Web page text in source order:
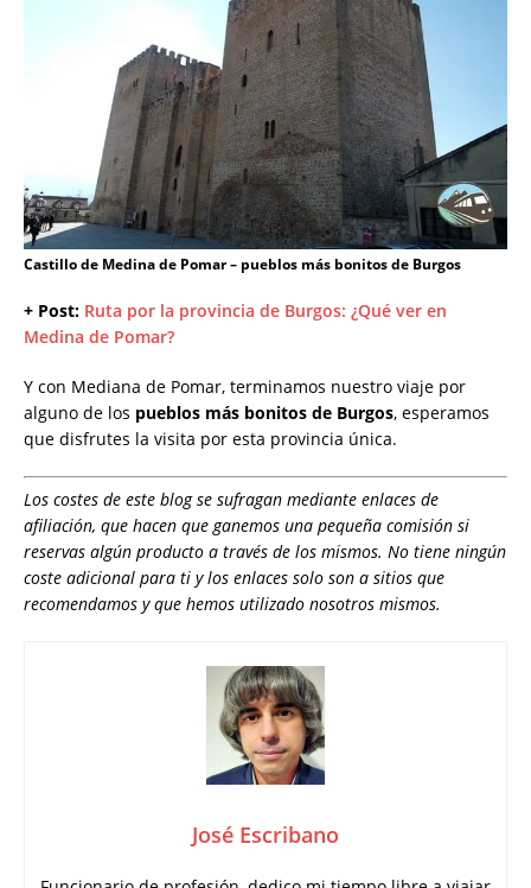
Castillo de Medina de Pomar – pueblos más bonitos de Burgos
+ Post: Ruta por la provincia de Burgos: ¿Qué ver en
Medina de Pomar?
Y con Mediana de Pomar, terminamos nuestro viaje por
alguno de los pueblos más bonitos de Burgos, esperamos
que disfrutes la visita por esta provincia única.
Los costes de este blog se sufragan mediante enlaces de
afiliación, que hacen que ganemos una pequeña comisión si
reservas algún producto a través de los mismos. No tiene ningún
coste adicional para ti y los enlaces solo son a sitios que
recomendamos y que hemos utilizado nosotros mismos.
José Escribano